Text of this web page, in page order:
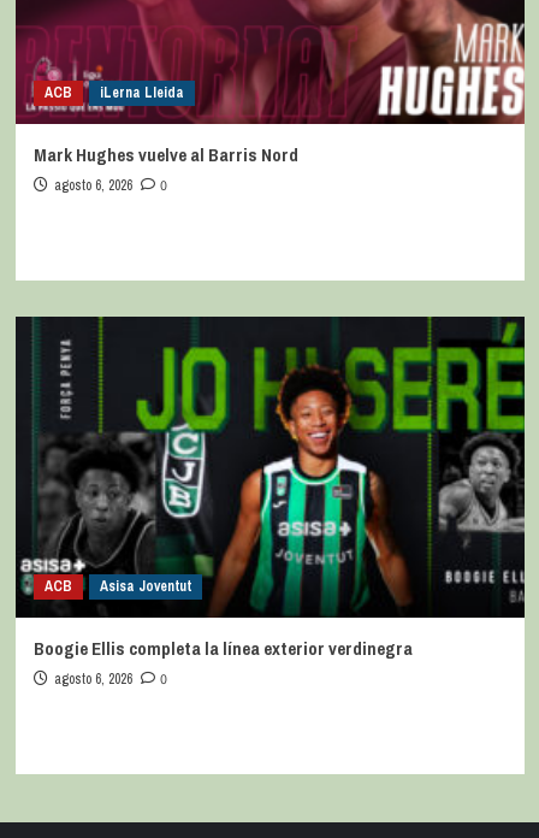
ACB iLerna Lleida
Mark Hughes vuelve al Barris Nord
agosto 6, 2026 0
ACB Asisa Joventut
Boogie Ellis completa la línea exterior verdinegra
agosto 6, 2026 0